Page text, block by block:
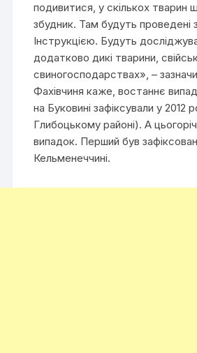
подивитися, у скількох тварин
збудник. Там будуть проведені
Інструкцією. Будуть
додатково дикі тварини,
свиногосподарствах», –
Фахівчиня каже, востаннє
на Буковині зафіксували у 2012
Глибоцькому районі). А
випадок. Перший був
Кельменеччині.